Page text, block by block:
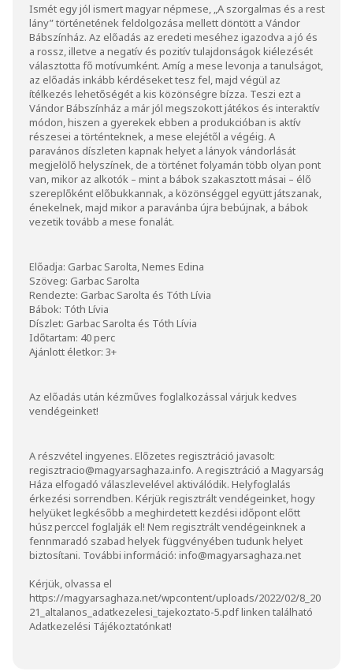
Ismét egy jól ismert magyar népmese, „A szorgalmas és a rest
lány” történetének feldolgozása mellett döntött a Vándor
Bábszínház. Az előadás az eredeti meséhez igazodva a jó és
a rossz, illetve a negatív és pozitív tulajdonságok kiélezését
választotta fő motívumként. Amíg a mese levonja a tanulságot,
az előadás inkább kérdéseket tesz fel, majd végül az
ítélkezés lehetőségét a kis közönségre bízza. Teszi ezt a
Vándor Bábszínház a már jól megszokott játékos és interaktív
módon, hiszen a gyerekek ebben a produkcióban is aktív
részesei a történteknek, a mese elejétől a végéig. A
paravános díszleten kapnak helyet a lányok vándorlását
megjelölő helyszínek, de a történet folyamán több olyan pont
van, mikor az alkotók – mint a bábok szakasztott másai – élő
szereplőként előbukkannak, a közönséggel együtt játszanak,
énekelnek, majd mikor a paravánba újra bebújnak, a bábok
vezetik tovább a mese fonalát.
Előadja: Garbac Sarolta, Nemes Edina
Szöveg: Garbac Sarolta
Rendezte: Garbac Sarolta és Tóth Lívia
Bábok: Tóth Lívia
Díszlet: Garbac Sarolta és Tóth Lívia
Időtartam: 40 perc
Ajánlott életkor: 3+
Az előadás után kézműves foglalkozással várjuk kedves
vendégeinket!
A részvétel ingyenes. Előzetes regisztráció javasolt:
regisztracio@magyarsaghaza.info. A regisztráció a Magyarság
Háza elfogadó válaszlevelével aktiválódik. Helyfoglalás
érkezési sorrendben. Kérjük regisztrált vendégeinket, hogy
helyüket legkésőbb a meghirdetett kezdési időpont előtt
húsz perccel foglalják el! Nem regisztrált vendégeinknek a
fennmaradó szabad helyek függvényében tudunk helyet
biztosítani. További információ: info@magyarsaghaza.net
Kérjük, olvassa el
https://magyarsaghaza.net/wpcontent/uploads/2022/02/8_20
21_altalanos_adatkezelesi_tajekoztato-5.pdflinken található
Adatkezelési Tájékoztatónkat!